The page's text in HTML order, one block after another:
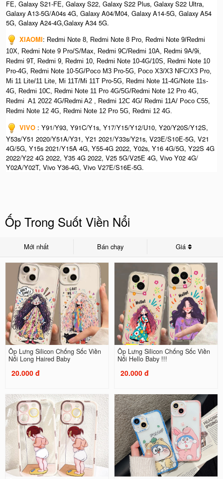
FE, Galaxy S21-FE, Galaxy S22, Galaxy S22 Plus, Galaxy S22 Ultra,
Galaxy A13-5G/A04s 4G, Galaxy A04/M04, Galaxy A14-5G, Galaxy A54
5G, Galaxy A24-4G,Galaxy A34 5G.
XIAOMI: Redmi Note 8, Redmi Note 8 Pro, Redmi Note 9/Redmi
10X, Redmi Note 9 Pro/S/Max, Redmi 9C/Redmi 10A, Redmi 9A/9i,
Redmi 9T, Redmi 9, Redmi 10, Redmi Note 10-4G/10S, Redmi Note 10
Pro-4G, Redmi Note 10-5G/Poco M3 Pro-5G, Poco X3/X3 NFC/X3 Pro,
Mi 11 Lite/11 Lite, Mi 11T/Mi 11T Pro-5G, Redmi Note 11-4G/Note 11s-
4G, Redmi 10C, Redmi Note 11 Pro 4G/5G/Redmi Note 12 Pro 4G,
Redmi A1 2022 4G/Redmi A2 , Redmi 12C 4G/ Redmi 11A/ Poco C55,
Redmi Note 12 4G, Redmi Note 12 Pro 5G, Redmi 12 4G.
VIVO : Y91/Y93, Y91C/Y1s, Y17/Y15/Y12/U10, Y20/Y20S/Y12S,
Y53s/Y51 2020/Y51A/Y31, Y21 2021/Y33s/Y21s, V23E/S10E-5G, V21
4G/5G, Y15s 2021/Y15A 4G, Y55-4G 2022, Y02s, Y16 4G/5G, Y22S 4G
2022/Y22 4G 2022, Y35 4G 2022, V25 5G/V25E 4G, Vivo Y02 4G/
Y02A/Y02T, Vivo Y36-4G, Vivo V27E/S16E-5G.
Ốp Trong Suốt Viền Nổi
Mới nhất Bán chạy Giá
Ốp Lưng Silicon Chống Sốc Viền
Nổi Long Haired Baby
20.000 đ
Ốp Lưng Silicon Chống Sốc Viền
Nổi Hello Baby !!!
20.000 đ